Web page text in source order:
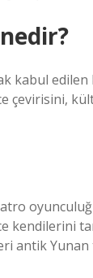
kabul edilen
çevirisini,
antik Yunan